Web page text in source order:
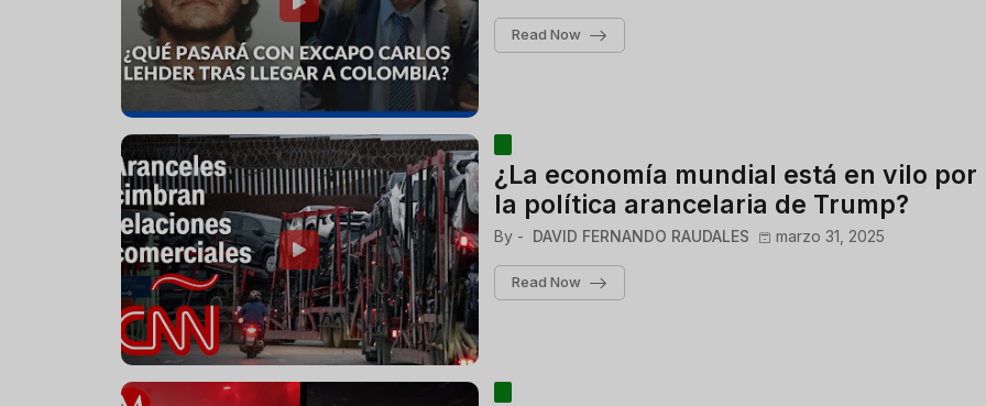
Read Now
¿La economía mundial está en vilo por
la política arancelaria de Trump?
By - DAVID FERNANDO RAUDALES marzo 31, 2025
Read Now